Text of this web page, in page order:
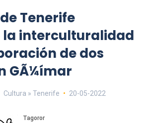
Tenerife
la interculturalidad
de dos
GÃ¼ímar
Cultura » Tenerife 20-05-2022